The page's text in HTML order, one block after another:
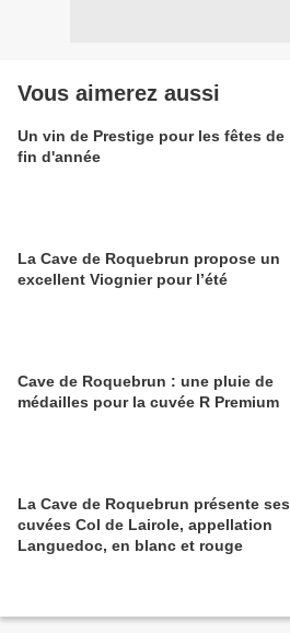
Vous aimerez aussi
Un vin de Prestige pour les fêtes de
fin d'année
La Cave de Roquebrun propose un
excellent Viognier pour l’été
Cave de Roquebrun : une pluie de
médailles pour la cuvée R Premium
La Cave de Roquebrun présente ses
cuvées Col de Lairole, appellation
Languedoc, en blanc et rouge